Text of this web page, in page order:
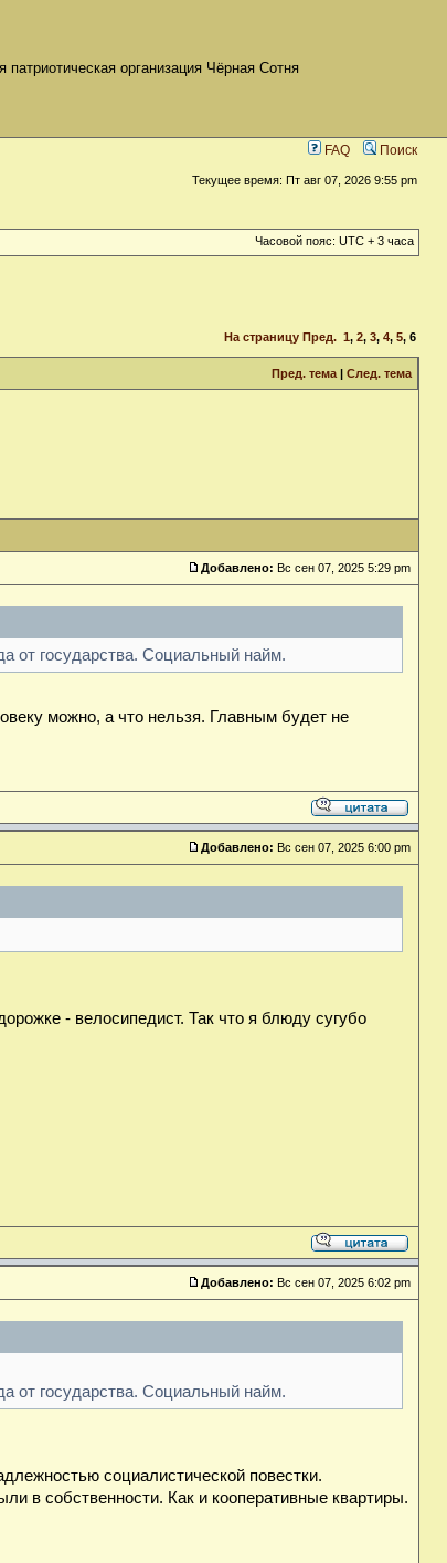
патриотическая организация Чёрная Сотня
FAQ Поиск
Текущее время: Пт авг 07, 2026 9:55 pm
Часовой пояс: UTC + 3 часа
На страницу Пред. 1, 2, 3, 4, 5, 6
Пред. тема | След. тема
Добавлено: Вс сен 07, 2025 5:29 pm
от государства. Социальный найм.
можно, а что нельзя. Главным будет не
Добавлено: Вс сен 07, 2025 6:00 pm
- велосипедист. Так что я блюду сугубо
Добавлено: Вс сен 07, 2025 6:02 pm
от государства. Социальный найм.
социалистической повестки.
в собственности. Как и кооперативные квартиры.